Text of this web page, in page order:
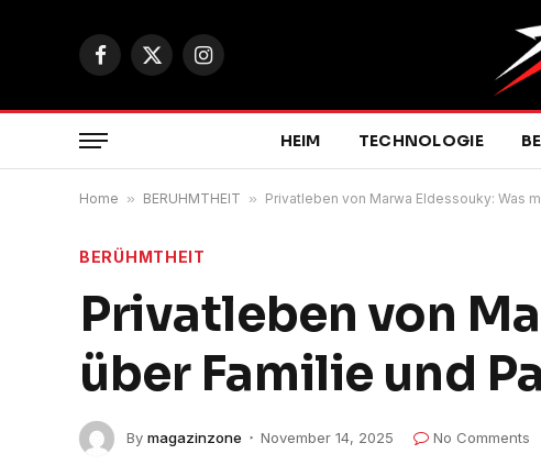
Facebook
X
Instagram
HEIM TECHNOLOGIE
Home » BERÜHMTHEIT » Privatleben von Marwa Eldessouky: Was
BERÜHMTHEIT
Privatleben von
über Familie und
By magazinzone November 14, 2025 No Comments